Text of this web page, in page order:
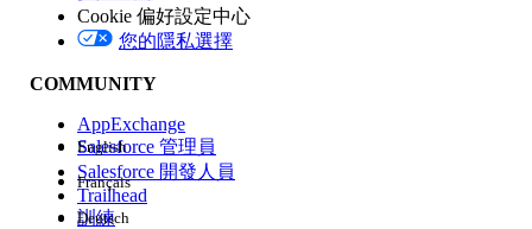
版本
經驗
Cookie 偏好設定中心
您的隱私選擇
COMMUNITY
AppExchange
Salesforce 管理員
Salesforce 開發人員
Trailhead
訓練
English
Français
Deutsch